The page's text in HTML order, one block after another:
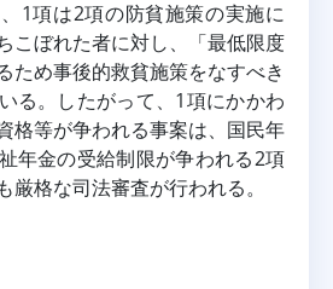
1項は2項の防貧施策の実施に
こぼれた者に対し、「最低限度
ため事後的救貧施策をなすべき
る。したがって、1項にかかわ
格等が争われる事案は、国民年
年金の受給制限が争われる2項
厳格な司法審査が行われる。